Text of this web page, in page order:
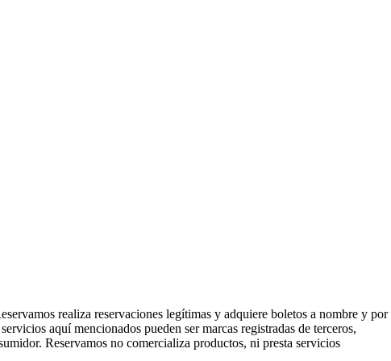
realiza reservaciones legítimas y adquiere boletos a nombre y por
aquí mencionados pueden ser marcas registradas de terceros,
Reservamos no comercializa productos, ni presta servicios